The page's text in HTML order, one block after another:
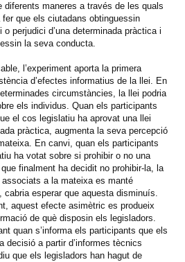
diferents maneres a través de les quals
fer que els ciutadans obtinguessin
perjudici d’una determinada pràctica i
la seva conducta.
l’experiment aporta la primera
d’efectes informatius de la llei. En
circumstàncies, la llei podria
els individus. Quan els participants
el cos legislatiu ha aprovat una llei
pràctica, augmenta la seva percepció
En canvi, quan els participants
ha votat sobre si prohibir o no una
finalment ha decidit no prohibir-la, la
a la mateixa es manté
cabria esperar que aquesta disminuís.
aquest efecte asimètric es produeix
de què disposin els legisladors.
quan s’informa els participants que els
decisió a partir d’informes tècnics
que els legisladors han hagut de